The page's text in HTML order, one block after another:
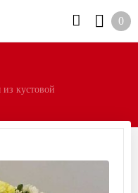
0
кустовой